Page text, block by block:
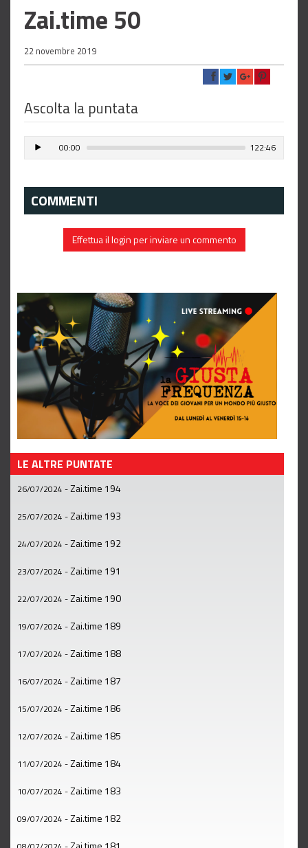
Zai.time 50
22 novembre 2019
Ascolta la puntata
00:00 122:46
COMMENTI
Effettua il login per inviare un commento
LE ALTRE PUNTATE
26/07/2024 -Zai.time 194
25/07/2024 -Zai.time 193
24/07/2024 -Zai.time 192
23/07/2024 -Zai.time 191
22/07/2024 -Zai.time 190
19/07/2024 -Zai.time 189
17/07/2024 -Zai.time 188
16/07/2024 -Zai.time 187
15/07/2024 -Zai.time 186
12/07/2024 -Zai.time 185
11/07/2024 -Zai.time 184
10/07/2024 -Zai.time 183
09/07/2024 -Zai.time 182